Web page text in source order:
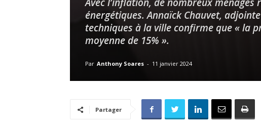
énergétiques. Annaïck Chauvet,
techniques à la ville confirme que « la
moyenne de 15% ».
Par Anthony Soares - 11 janvier 2024
Partager